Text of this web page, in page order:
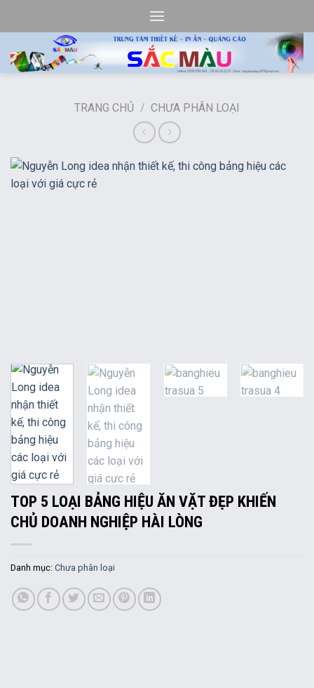
dung
TRANG CHỦ / CHƯA PHÂN LOẠI
TOP 5 LOẠI BẢNG HIỆU ĂN VẶT ĐẸP KHIẾN
CHỦ DOANH NGHIỆP HÀI LÒNG
Danh mục: Chưa phân loại